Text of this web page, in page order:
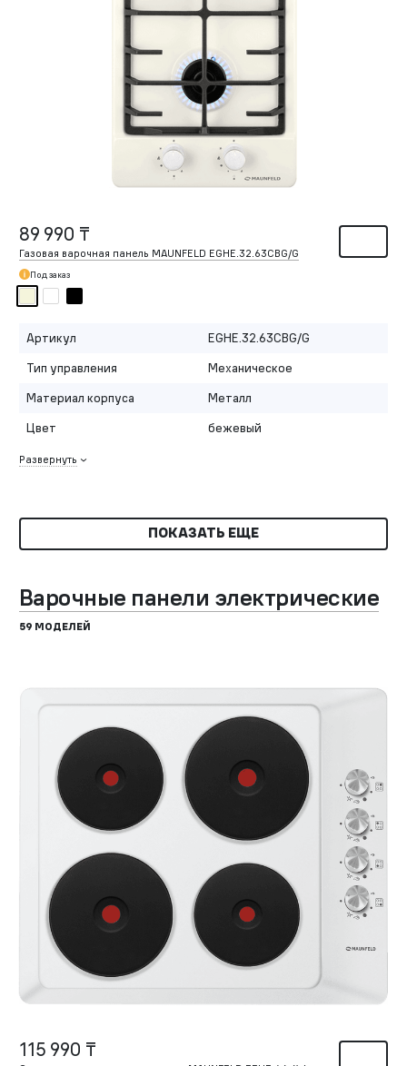
89 990 ₸
Газовая варочная панель MAUNFELD EGHE.32.63CBG/G
Под заказ
Артикул
EGHE.32.63CBG/G
Тип управления
Механическое
Материал корпуса
Металл
Цвет
бежевый
Развернуть
ПОКАЗАТЬ ЕЩЕ
Варочные панели электрические
59 МОДЕЛЕЙ
115 990 ₸